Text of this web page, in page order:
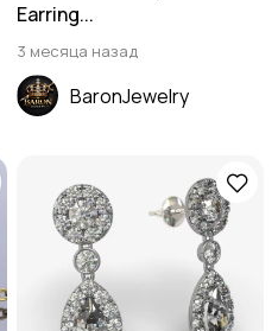
Earring...
3 месяца назад
BaronJewelry